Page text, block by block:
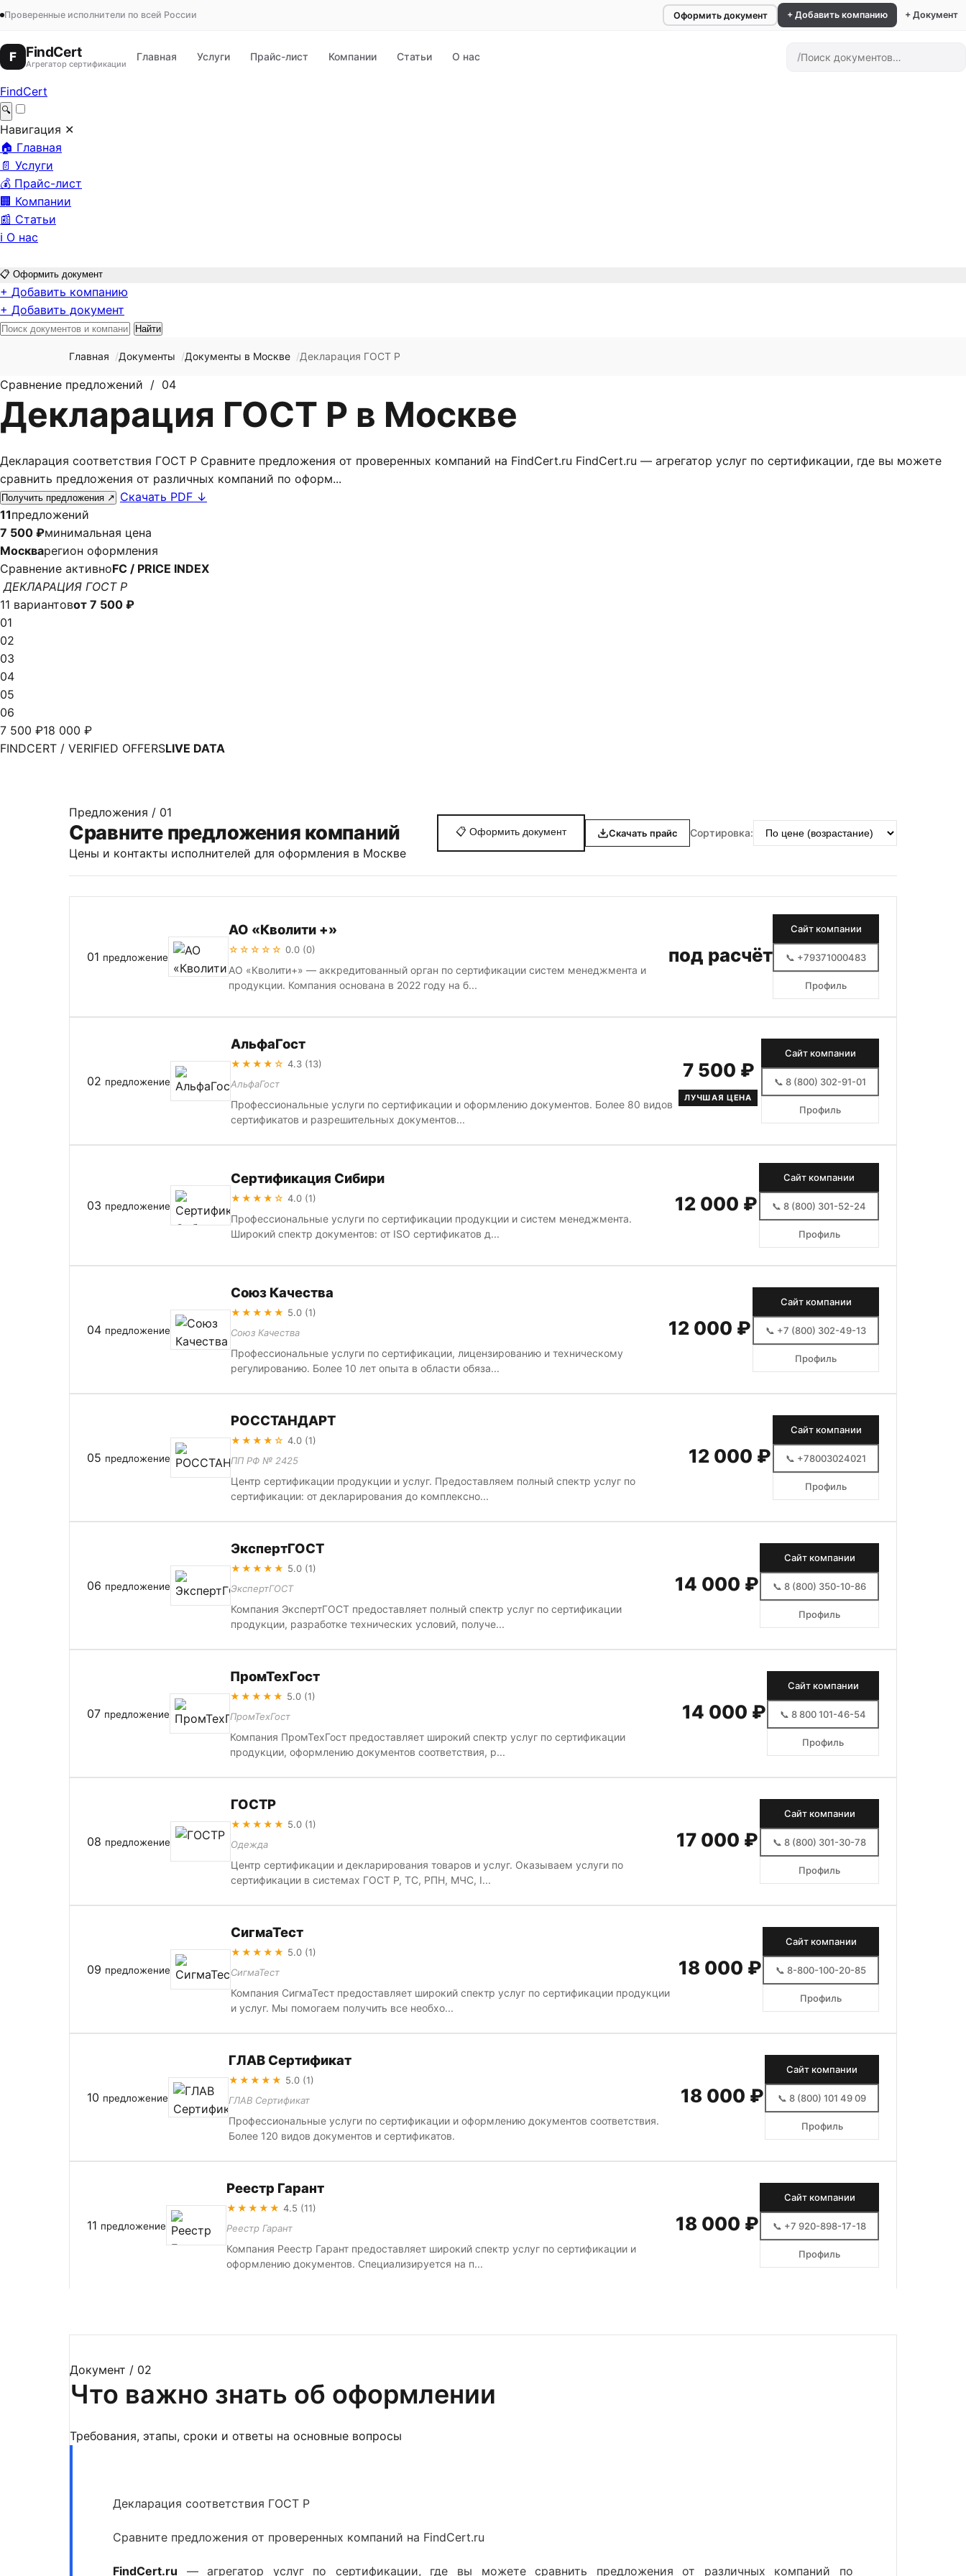
Проверенные исполнители по всей России Оформить документ + Добавить компанию + Документ
F FindCert
Агрегатор сертификации
Главная Услуги Прайс-лист Компании Статьи О нас /
FindCert
🔍
Навигация ✕
🏠 Главная
📄 Услуги
💰 Прайс-лист
🏢 Компании
📰 Статьи
ℹ️ О нас
📋 Оформить документ
+ Добавить компанию
+ Добавить документ
Найти
Главная Документы Документы в Москве Декларация ГОСТ Р
Сравнение предложений / 04
Декларация ГОСТ Р в Москве
Декларация соответствия ГОСТ Р Сравните предложения от проверенных компаний на FindCert.ru FindCert.ru — агрегатор услуг по сертификации, где вы можете
сравнить предложения от различных компаний по оформ...
Получить предложения ↗ Скачать PDF ↓
11предложений
7 500 ₽минимальная цена
Москварегион оформления
Сравнение активноFC / PRICE INDEX
ДЕКЛАРАЦИЯ ГОСТ Р
11 вариантовот 7 500 ₽
01
02
03
04
05
06
7 500 ₽18 000 ₽
FINDCERT / VERIFIED OFFERSLIVE DATA
Предложения / 01
Сравните предложения компаний
Цены и контакты исполнителей для оформления в Москве
📋 Оформить документ Скачать прайс Сортировка:
01 предложение
АО «Кволити +»
☆☆☆☆☆ 0.0 (0)
АО «Кволити+» — аккредитованный орган по сертификации систем менеджмента и
продукции. Компания основана в 2022 году на б...
под расчёт
Сайт компании
📞 +79371000483
Профиль
02 предложение
АльфаГост
★★★★☆ 4.3 (13)
АльфаГост
Профессиональные услуги по сертификации и оформлению документов. Более 80 видов
сертификатов и разрешительных документов...
7 500 ₽
ЛУЧШАЯ ЦЕНА
Сайт компании
📞 8 (800) 302-91-01
Профиль
03 предложение
Сертификация Сибири
★★★★☆ 4.0 (1)
Профессиональные услуги по сертификации продукции и систем менеджмента.
Широкий спектр документов: от ISO сертификатов д...
12 000 ₽
Сайт компании
📞 8 (800) 301-52-24
Профиль
04 предложение
Союз Качества
★★★★★ 5.0 (1)
Союз Качества
Профессиональные услуги по сертификации, лицензированию и техническому
регулированию. Более 10 лет опыта в области обяза...
12 000 ₽
Сайт компании
📞 +7 (800) 302-49-13
Профиль
05 предложение
РОССТАНДАРТ
★★★★☆ 4.0 (1)
ПП РФ № 2425
Центр сертификации продукции и услуг. Предоставляем полный спектр услуг по
сертификации: от декларирования до комплексно...
12 000 ₽
Сайт компании
📞 +78003024021
Профиль
06 предложение
ЭкспертГОСТ
★★★★★ 5.0 (1)
ЭкспертГОСТ
Компания ЭкспертГОСТ предоставляет полный спектр услуг по сертификации
продукции, разработке технических условий, получе...
14 000 ₽
Сайт компании
📞 8 (800) 350-10-86
Профиль
07 предложение
ПромТехГост
★★★★★ 5.0 (1)
ПромТехГост
Компания ПромТехГост предоставляет широкий спектр услуг по сертификации
продукции, оформлению документов соответствия, р...
14 000 ₽
Сайт компании
📞 8 800 101-46-54
Профиль
08 предложение
ГОСТР
★★★★★ 5.0 (1)
Одежда
Центр сертификации и декларирования товаров и услуг. Оказываем услуги по
сертификации в системах ГОСТ Р, ТС, РПН, МЧС, I...
17 000 ₽
Сайт компании
📞 8 (800) 301-30-78
Профиль
09 предложение
СигмаТест
★★★★★ 5.0 (1)
СигмаТест
Компания СигмаТест предоставляет широкий спектр услуг по сертификации продукции
и услуг. Мы помогаем получить все необхо...
18 000 ₽
Сайт компании
📞 8-800-100-20-85
Профиль
10 предложение
ГЛАВ Сертификат
★★★★★ 5.0 (1)
ГЛАВ Сертификат
Профессиональные услуги по сертификации и оформлению документов соответствия.
Более 120 видов документов и сертификатов.
18 000 ₽
Сайт компании
📞 8 (800) 101 49 09
Профиль
11 предложение
Реестр Гарант
★★★★★ 4.5 (11)
Реестр Гарант
Компания Реестр Гарант предоставляет широкий спектр услуг по сертификации и
оформлению документов. Специализируется на п...
18 000 ₽
Сайт компании
📞 +7 920-898-17-18
Профиль
Документ / 02
Что важно знать об оформлении
Требования, этапы, сроки и ответы на основные вопросы
Декларация соответствия ГОСТ Р
Сравните предложения от проверенных компаний на FindCert.ru
FindCert.ru — агрегатор услуг по сертификации, где вы можете сравнить предложения от различных компаний по